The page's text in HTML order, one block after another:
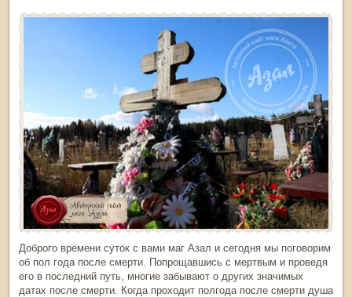
Доброго времени суток с вами маг Азал и сегодня мы поговорим
об пол года после смерти. Попрощавшись с мертвым и проведя
его в последний путь, многие забывают о других значимых
датах после смерти. Когда проходит полгода после смерти душа